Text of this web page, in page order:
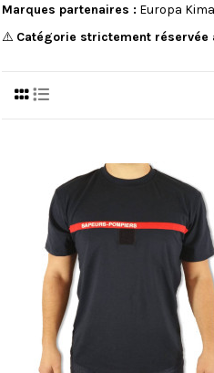
Marques partenaires : Europa
⚠️ Catégorie strictement réservée